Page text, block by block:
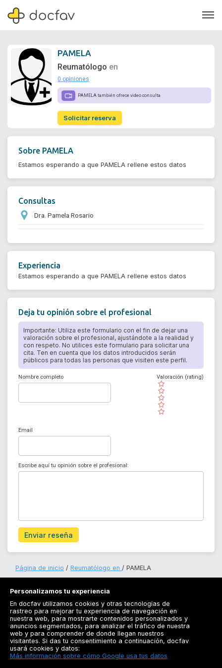
Soporte
Quiénes somos
¿Eres un doctor?
PAMELA
Reumatólogo en
0 opiniones
PAMELA también ofrece video consulta
Solicitar reserva
Sobre PAMELA
Estamos esperando a que PAMELA rellene estos datos
Consultas
Dra. Pamela Rosario
Experiencia
Estamos esperando a que PAMELA rellene estos datos
Deja tu opinión sobre el profesional
Importante: Utiliza este formulario con el fin de dejar una
valoración sobre el profesional, ajustándote a la realidad y
con respeto. No utilices este formulario para solicitar una
cita. Ten en cuenta que los datos introducidos serán
públicos para todas las personas que visiten este perfil.
Nombre completo
( )
( )
( )
( )
( )
Valoración (rating)
Email
Escribe aquí tu opinión sobre el profesional:
Enviar reseña
Página de inicio Reumatólogo en PAMELA
Registrarse
Docfav
Personalizamos tu experiencia
En docfav utilizamos cookies y otras tecnologías de
rastreo para mejorar tu experiencia de navegación en
nuestra web, para mostrarte contenidos personalizados y
anuncios segmentados, para analizar el tráfico de nuestra
web y para comprender de donde llegan nuestros
visitantes. Si das tu consentimiento a continuación, docfav
usará cookies y datos:
Más información sobre cómo Google usa tus datos